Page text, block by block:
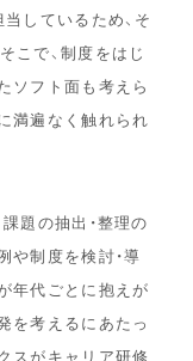
しているため、そ
こで、制度をはじ
ソフト面も考えら
満遍なく触れられ
題の抽出・整理の
や制度を検討・導
年代ごとに抱えが
を考えるにあたっ
スがキャリア研修